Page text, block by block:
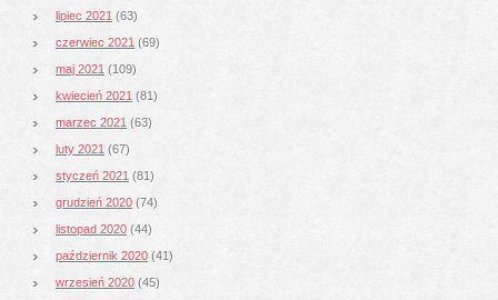
lipiec 2021 (63)
czerwiec 2021 (69)
maj 2021 (109)
kwiecień 2021 (81)
marzec 2021 (63)
luty 2021 (67)
styczeń 2021 (81)
grudzień 2020 (74)
listopad 2020 (44)
październik 2020 (41)
wrzesień 2020 (45)